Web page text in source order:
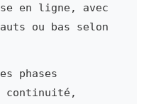
en ligne, avec
ou bas selon
phases
continuité,